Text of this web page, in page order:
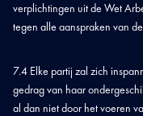
verplichtingen uit de Wet
tegen alle aanspraken van
7.4 Elke partij zal zich
gedrag van haar
al dan niet door het voeren